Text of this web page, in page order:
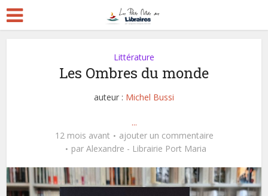
Littérature
Les Ombres du monde
auteur : Michel Bussi
...
12 mois avant
ajouter un commentaire
par Alexandre - Librairie Port Maria